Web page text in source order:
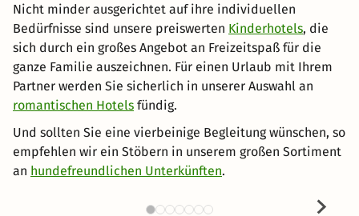
Nicht minder ausgerichtet auf ihre individuellen
Bedürfnisse sind unsere preiswerten Kinderhotels, die
sich durch ein großes Angebot an Freizeitspaß für die
ganze Familie auszeichnen. Für einen Urlaub mit Ihrem
Partner werden Sie sicherlich in unserer Auswahl an
romantischen Hotels fündig.
Und sollten Sie eine vierbeinige Begleitung wünschen, so
empfehlen wir ein Stöbern in unserem großen Sortiment
an hundefreundlichen Unterkünften.